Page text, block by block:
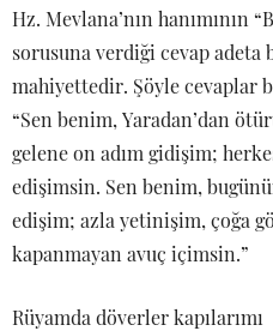
Hz. Mevlana’nın hanımının
sorusuna verdiği cevap adeta
mahiyettedir. Şöyle cevaplar
“Sen benim, Yaradan’dan
gelene on adım gidişim;
edişimsin. Sen benim,
edişim; azla yetinişim, çoğa
kapanmayan avuç içimsin.”
Rüyamda döverler kapılarımı